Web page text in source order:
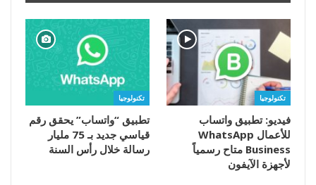
تكنولوجيا
فيديو: تطبيق واتساب
للأعمال WhatsApp
Business متاح رسمياً
لأجهزة الآيفون
تكنولوجيا
تطبيق “واتساب” يحقق رقم
قياسي جديد بـ 75 مليار
رسالة خلال رأس السنة